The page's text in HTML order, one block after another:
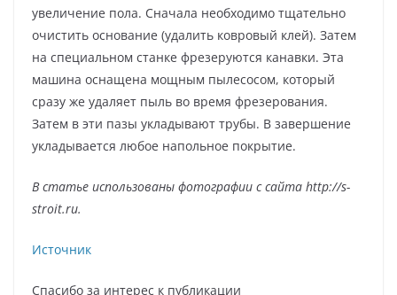
увеличение пола. Сначала необходимо тщательно
очистить основание (удалить ковровый клей). Затем
на специальном станке фрезеруются канавки. Эта
машина оснащена мощным пылесосом, который
сразу же удаляет пыль во время фрезерования.
Затем в эти пазы укладывают трубы. В завершение
укладывается любое напольное покрытие.
В статье использованы фотографии с сайта http://s-
stroit.ru.
Источник
Спасибо за интерес к публикации